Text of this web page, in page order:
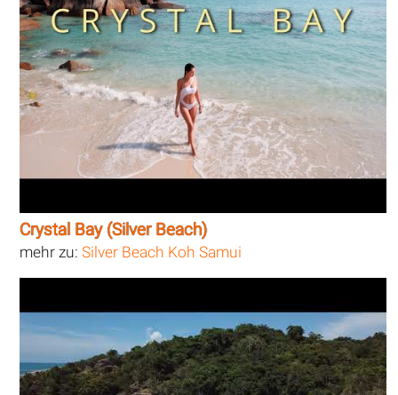
Crystal Bay (Silver Beach)
mehr zu:Silver Beach Koh Samui